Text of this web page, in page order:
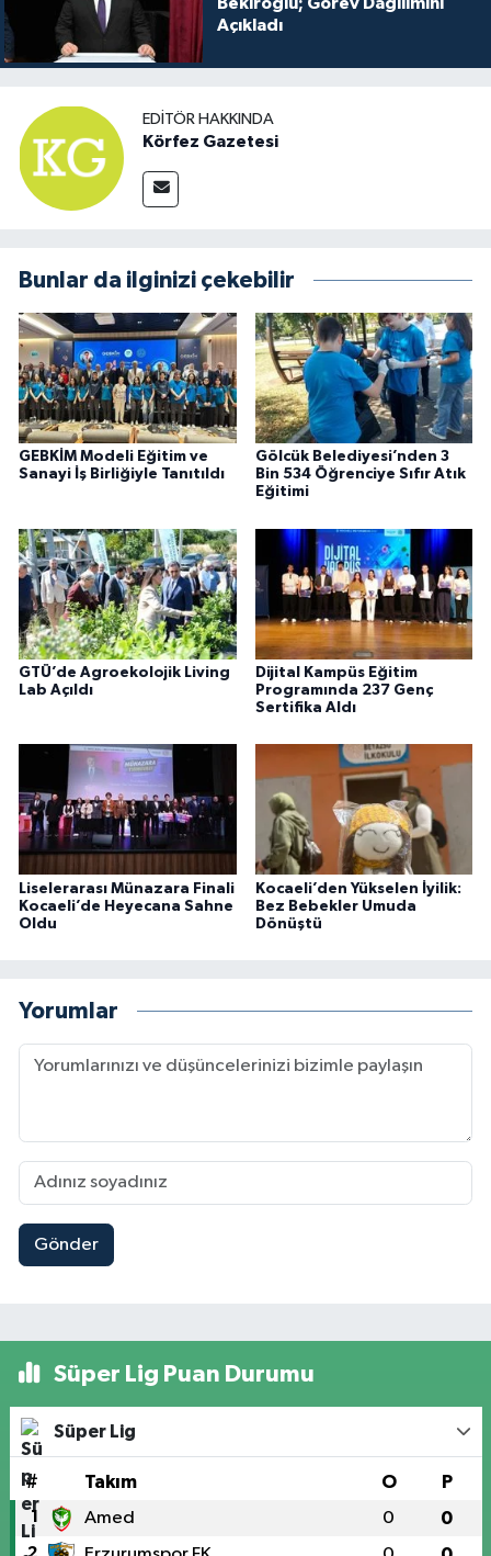
Bekiroğlu; Görev Dağılımını
Açıkladı
EDITÖR HAKKINDA
Körfez Gazetesi
Bunlar da ilginizi çekebilir
GEBKİM Modeli Eğitim ve
Sanayi İş Birliğiyle Tanıtıldı
Gölcük Belediyesi’nden 3
Bin 534 Öğrenciye Sıfır Atık
Eğitimi
GTÜ’de Agroekolojik Living
Lab Açıldı
Dijital Kampüs Eğitim
Programında 237 Genç
Sertifika Aldı
Liselerarası Münazara Finali
Kocaeli’de Heyecana Sahne
Oldu
Kocaeli’den Yükselen İyilik:
Bez Bebekler Umuda
Dönüştü
Yorumlar
Gönder
Süper Lig Puan Durumu
Süper Lig
# Takım O P
1 Amed 0 0